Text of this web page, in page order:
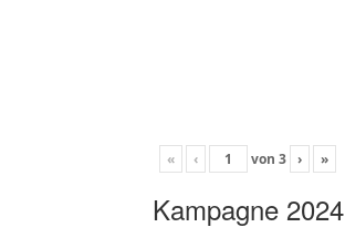
« ‹ von 3 › »
Kampagne 2024